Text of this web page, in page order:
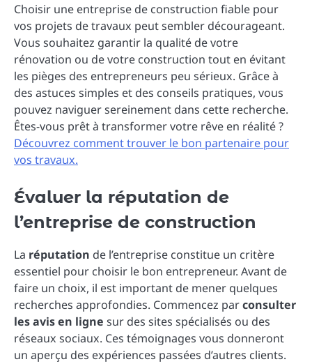
Choisir une entreprise de construction fiable pour
vos projets de travaux peut sembler décourageant.
Vous souhaitez garantir la qualité de votre
rénovation ou de votre construction tout en évitant
les pièges des entrepreneurs peu sérieux. Grâce à
des astuces simples et des conseils pratiques, vous
pouvez naviguer sereinement dans cette recherche.
Êtes-vous prêt à transformer votre rêve en réalité ?
Découvrez comment trouver le bon partenaire pour
vos travaux.
Évaluer la réputation de
l’entreprise de construction
La réputation de l’entreprise constitue un critère
essentiel pour choisir le bon entrepreneur. Avant de
faire un choix, il est important de mener quelques
recherches approfondies. Commencez parconsulter
les avis en ligne sur des sites spécialisés ou des
réseaux sociaux. Ces témoignages vous donneront
un aperçu des expériences passées d’autres clients.